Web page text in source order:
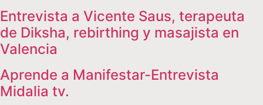
Entrevista a Vicente Saus, terapeuta
de Diksha, rebirthing y masajista en
Valencia
Aprende a Manifestar-Entrevista
Midalia tv.